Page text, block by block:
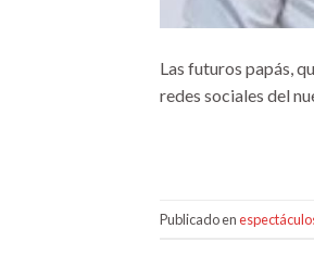
Las futuros papás,
redes sociales del
Publicado en